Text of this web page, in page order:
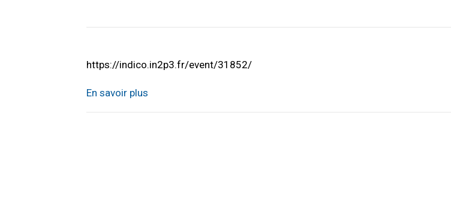
https://indico.in2p3.fr/event/31852/
En savoir plus